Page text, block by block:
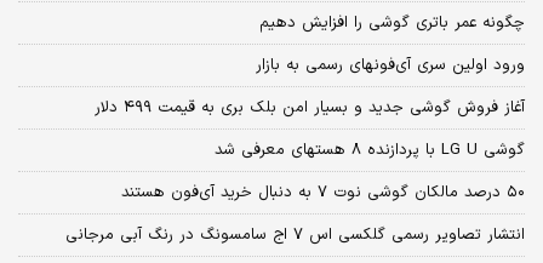
چگونه عمر باتری گوشی را افزایش دهیم
ورود اولین سری آی‌فون‏های رسمی به بازار
آغاز فروش گوشی جدید و بسیار امن بلک بری به قیمت ۴۹۹ دلار
گوشی LG U با پردازنده ۸ هسته‏ای معرفی شد
۵۰ درصد مالکان گوشی نوت ۷ به دنبال خرید آی‌فون هستند
انتشار تصاویر رسمی گلکسی اس ۷ اج سامسونگ در رنگ آبی مرجانی